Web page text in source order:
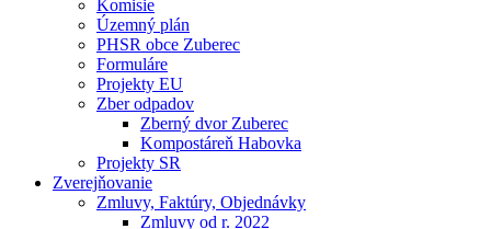
Komisie
Územný plán
PHSR obce Zuberec
Formuláre
Projekty EU
Zber odpadov
Zberný dvor Zuberec
Kompostáreň Habovka
Projekty SR
Zverejňovanie
Zmluvy, Faktúry, Objednávky
Zmluvy od r. 2022